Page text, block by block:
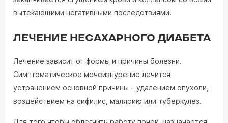
вытекающими негативными последствиями.
ЛЕЧЕНИЕ НЕСАХАРНОГО ДИАБЕТА
Лечение зависит от формы и причины болезни.
Симптоматическое мочеизнурение лечится
устранением основной причины – удалением опухоли,
воздействием на сифилис, малярию или туберкулез.